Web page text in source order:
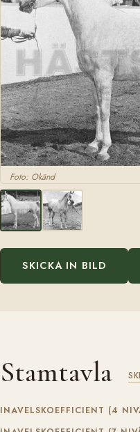
Foto: Okänd
SKICKA IN BILD
Stamtavla
INAVELSKOEFFICIENT (4